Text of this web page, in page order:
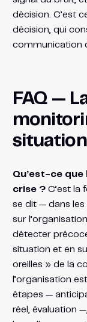
décision. C’est
décision, qui
communication
FAQ —
Qu’est-ce
crise ?C’est la
se dit — dans
sur
détecter
situation et en
oreilles » de la
l’organisation
étapes —
réel, évaluation